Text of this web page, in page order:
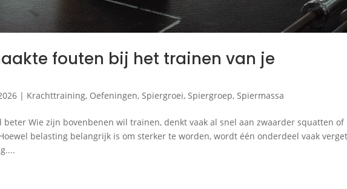
fouten bij het trainen van je
| Krachttraining, Oefeningen,Spiergroei,Spiergroep,Spiermassa
Wie zijn bovenbenen wil trainen, denkt vaak al snel aan zwaarder squatten of
belasting belangrijk is om sterker te worden, wordt één onderdeel vaak